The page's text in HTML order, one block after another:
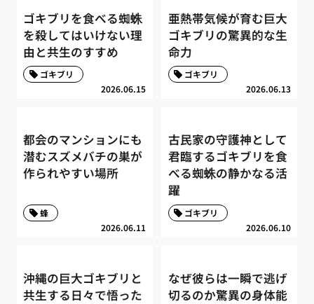
ゴキブリを食べる蜘蛛
を殺してはいけない理
由と共生のすすめ
2026.06.15
ゴキブリ
亜熱帯気候が育む巨大
ゴキブリの驚異的な生
命力
2026.06.13
ゴキブリ
都会のマンションにも
潜むスズメバチの巣が
作られやすい場所
2026.06.11
蜂
古民家の守護神として
君臨するゴキブリを食
べる蜘蛛の静かなる活
躍
2026.06.10
ゴキブリ
沖縄の巨大ゴキブリと
共生する日々で悟った
なぜ彼らは一瞬で逃げ
切るのか驚異の身体能